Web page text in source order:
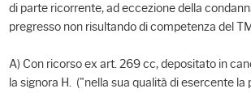
di parte ricorrente, ad eccezione della
pregresso non risultando di competenza del
A) Con ricorso ex art. 269 cc, depositato in
la signora H. ("nella sua qualità di esercente